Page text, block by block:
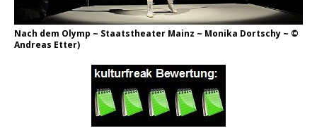
Nach dem Olymp ~ Staatstheater Mainz ~ Monika Dortschy ~ ©
Andreas Etter)